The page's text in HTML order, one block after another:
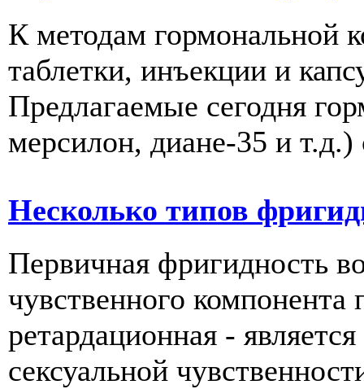
К методам гормональной
таблетки, инъекции и
Предлагаемые сегодня
мерсилон, диане-35 и т.д.)
Несколько типов
Первичная фригидность
чувственного компонента
ретардационная -
сексуальной